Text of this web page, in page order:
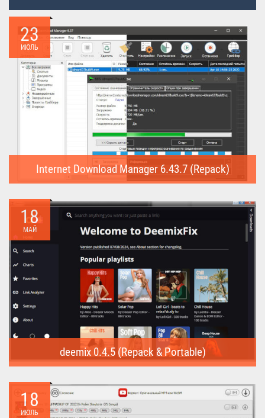
23
ИЮЛЬ
Internet Download Manager 6.43.7 (Repack)
предназначена для...
18
МАЙ
deemix 0.4.5 (Repack & Portable)
треки...
18
ИЮЛЬ